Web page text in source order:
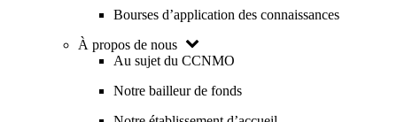
Bourses d’application des connaissances
À propos de nous
Au sujet du CCNMO
Notre bailleur de fonds